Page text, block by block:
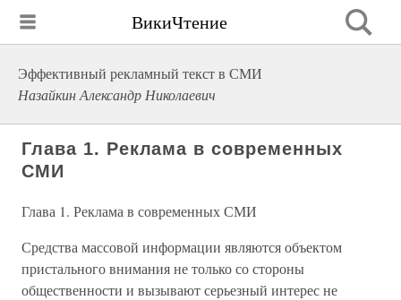
ВикиЧтение
Эффективный рекламный текст в СМИ
Назайкин Александр Николаевич
Глава 1. Реклама в современных
СМИ
Глава 1. Реклама в современных СМИ
Средства массовой информации являются объектом
пристального внимания не только со стороны
общественности и вызывают серьезный интерес не